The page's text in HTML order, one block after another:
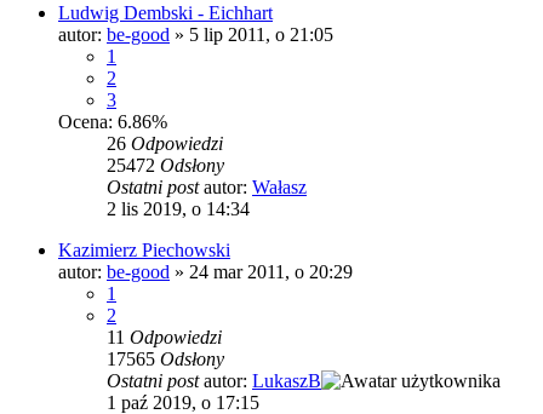
Ludwig Dembski - Eichhart
autor: be-good » 5 lip 2011, o 21:05
1
2
3
Ocena: 6.86%
26 Odpowiedzi
25472 Odsłony
Ostatni postautor: Wałasz
2 lis 2019, o 14:34
Kazimierz Piechowski
autor: be-good » 24 mar 2011, o 20:29
1
2
11 Odpowiedzi
17565 Odsłony
Ostatni postautor: LukaszB
1 paź 2019, o 17:15